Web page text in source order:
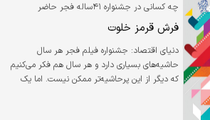
چه کسانی در جشنواره ۴۱ساله فجر حاضر
نیستند؟
فرش قرمز خلوت
دنیای اقتصاد: جشنواره فیلم فجر هر سال
حاشیه‌های بسیاری دارد و هر سال هم فکر می‌کنیم
که دیگر از این پرحاشیه‌تر ممکن نیست. اما یک